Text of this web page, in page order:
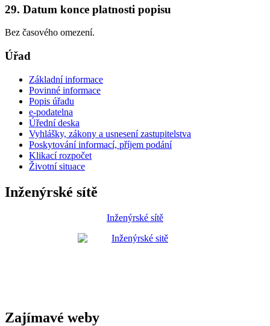
29. Datum konce platnosti popisu
Bez časového omezení.
Úřad
Základní informace
Povinné informace
Popis úřadu
e-podatelna
Úřední deska
Vyhlášky, zákony a usnesení zastupitelstva
Poskytování informací, příjem podání
Klikací rozpočet
Životní situace
Inženýrské sítě
Inženýrské sítě
Zajímavé weby